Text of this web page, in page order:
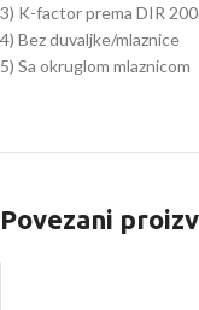
3) K-factor prema DIR
4) Bez duvaljke/mlaznice
5) Sa okruglom mlaznicom
Povezani